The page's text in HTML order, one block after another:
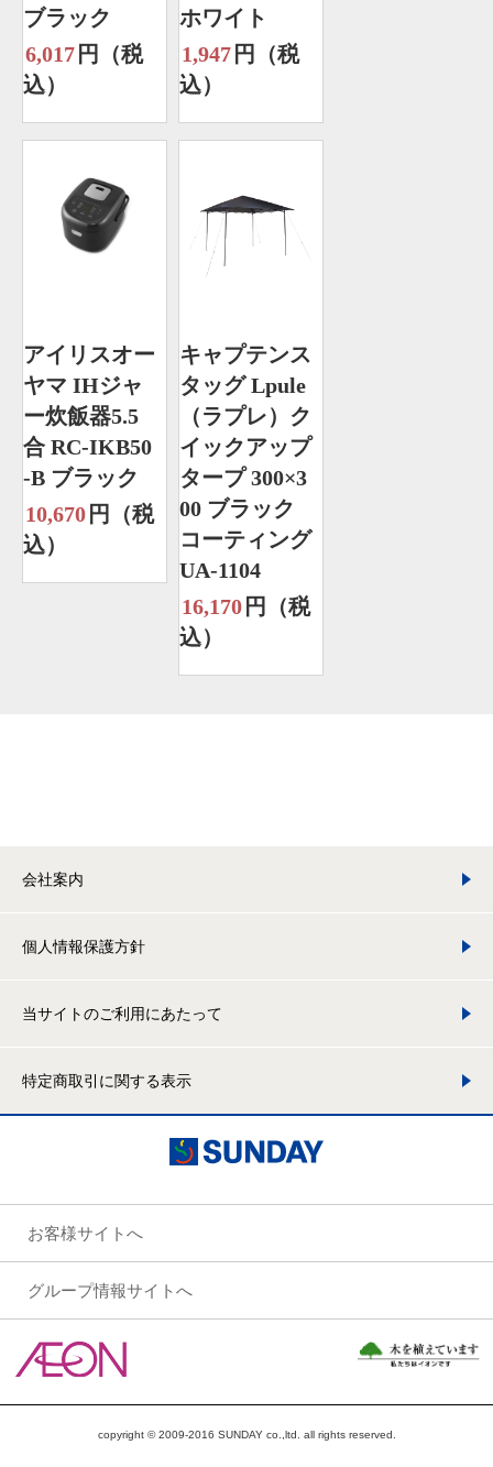
ブラック
6,017 円（税
込）
ホワイト
1,947 円（税
込）
アイリスオー
ヤマ IHジャ
ー炊飯器5.5
合 RC-IKB50
-B ブラック
10,670 円（税
込）
キャプテンス
タッグ Lpule
（ラプレ）ク
イックアップ
タープ 300×3
00 ブラック
コーティング
UA-1104
16,170 円（税
込）
会社案内
個人情報保護方針
当サイトのご利用にあたって
特定商取引に関する表示
お客様サイトへ
グループ情報サイトへ
copyright © 2009-2016 SUNDAY co.,ltd. all rights reserved.